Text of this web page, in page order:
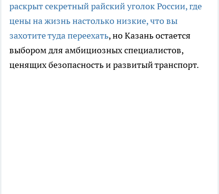
раскрыт секретный райский уголок России, где
цены на жизнь настолько низкие, что вы
захотите туда переехать, но Казань остается
выбором для амбициозных специалистов,
ценящих безопасность и развитый транспорт.